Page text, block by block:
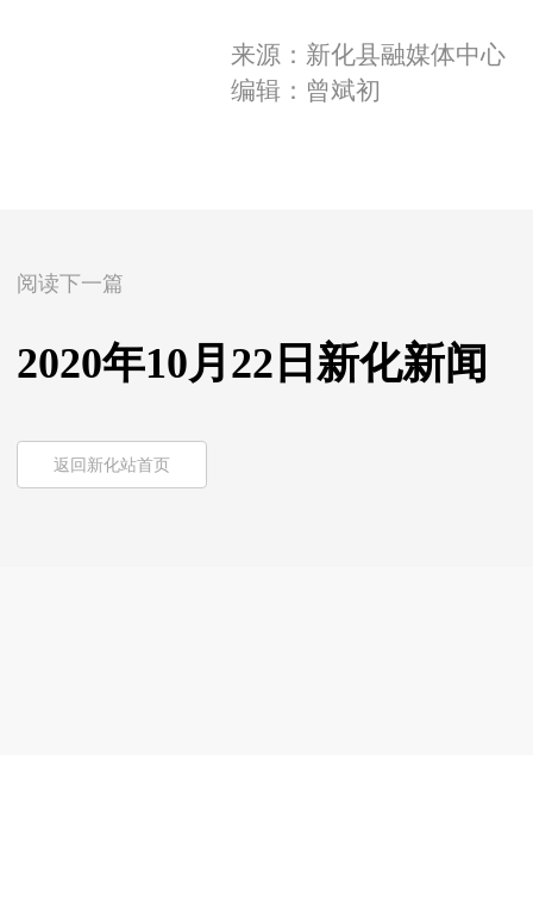
来源：新化县融媒体中心
编辑：曾斌初
阅读下一篇
2020年10月22日新化新闻
返回新化站首页